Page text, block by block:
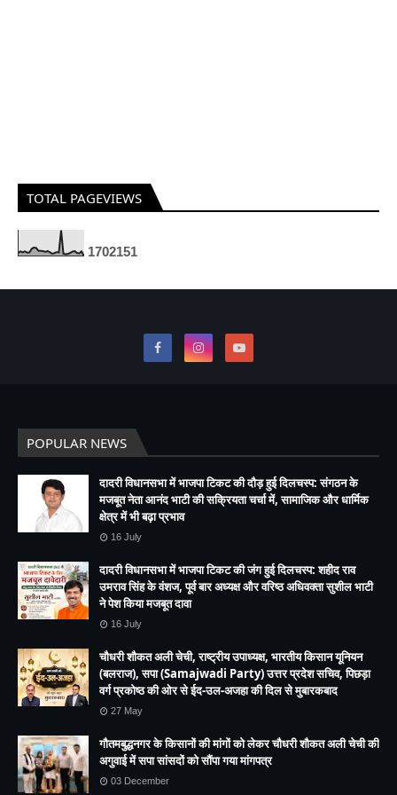
TOTAL PAGEVIEWS
1702151
POPULAR NEWS
दादरी विधानसभा में भाजपा टिकट की दौड़ हुई दिलचस्प: संगठन के
मजबूत नेता आनंद भाटी की सक्रियता चर्चा में, सामाजिक और धार्मिक
क्षेत्र में भी बढ़ा प्रभाव
16 July
दादरी विधानसभा में भाजपा टिकट की जंग हुई दिलचस्प: शहीद राव
उमराव सिंह के वंशज, पूर्व बार अध्यक्ष और वरिष्ठ अधिवक्ता सुशील भाटी
ने पेश किया मजबूत दावा
16 July
चौधरी शौकत अली चेची, राष्ट्रीय उपाध्यक्ष, भारतीय किसान यूनियन
(बलराज), सपा (Samajwadi Party) उत्तर प्रदेश सचिव, पिछड़ा
वर्ग प्रकोष्ठ की ओर से ईद-उल-अजहा की दिल से मुबारकबाद
27 May
गौतमबुद्धनगर के किसानों की मांगों को लेकर चौधरी शौकत अली चेची की
अगुवाई में सपा सांसदों को सौंपा गया मांगपत्र
03 December